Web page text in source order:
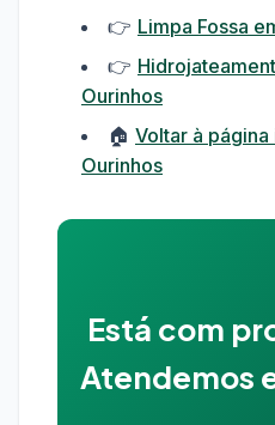
👉 Limpa Fossa
👉
Ourinhos
🏠 Voltar à
Ourinhos
Está com
Atendemos